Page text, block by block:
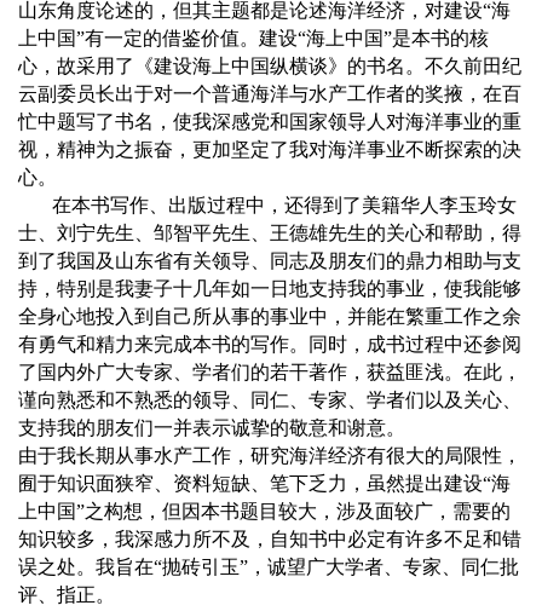
山东角度论述的，但其主题都是论述海洋经济，对建设“海
上中国”有一定的借鉴价值。建设“海上中国”是本书的核
心，故采用了《建设海上中国纵横谈》的书名。不久前田纪
云副委员长出于对一个普通海洋与水产工作者的奖掖，在百
忙中题写了书名，使我深感党和国家领导人对海洋事业的重
视，精神为之振奋，更加坚定了我对海洋事业不断探索的决
心。
在本书写作、出版过程中，还得到了美籍华人 李玉玲女
士、 刘宁先生、 邹智平先生、 王德雄先生的关心和帮助，得
到了我国及山东省有关领导、同志及朋友们的鼎力相助与支
持，特别是我妻子十几年如一日地支持我的事业，使我能够
全身心地投入到自己所从事的事业中，并能在繁重工作之余
有勇气和精力来完成本书的写作。同时，成书过程中还参阅
了国内外广大专家、学者们的若干著作，获益匪浅。在此，
谨向熟悉和不熟悉的领导、同仁、专家、学者们以及关心、
支持我的朋友们一并表示诚挚的敬意和谢意。
由于我长期从事水产工作，研究海洋经济有很大的局限性，
囿于知识面狭窄、资料短缺、笔下乏力，虽然提出建设“海
上中国”之构想，但因本书题目较大，涉及面较广，需要的
知识较多，我深感力所不及，自知书中必定有许多不足和错
误之处。我旨在“抛砖引玉”，诚望广大学者、专家、同仁批
评、指正。